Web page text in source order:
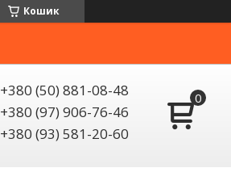
Кошик
+380 (50) 881-08-48
+380 (97) 906-76-46
+380 (93) 581-20-60